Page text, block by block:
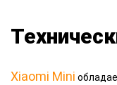
Xiaomi Mini